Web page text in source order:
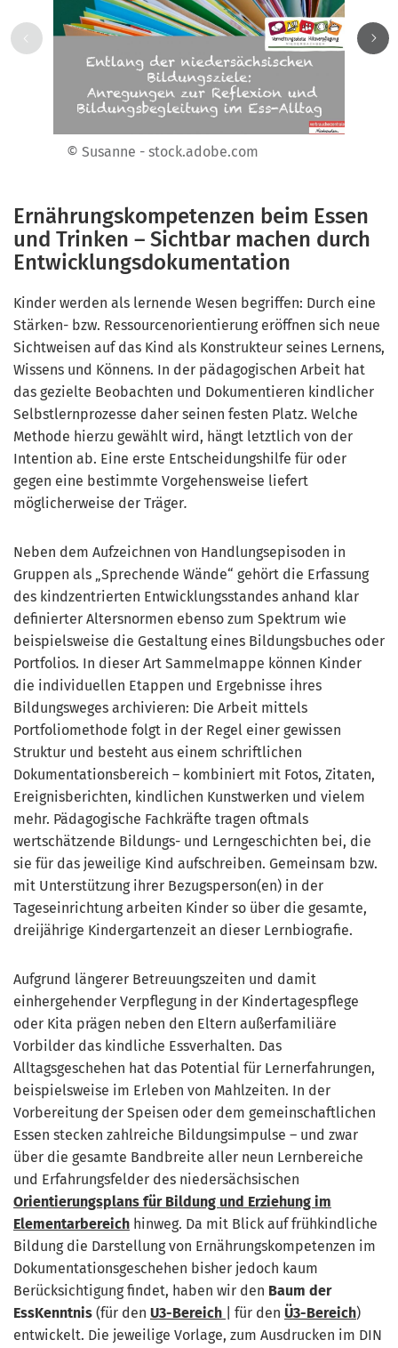
© Susanne - stock.adobe.com
Ernährungskompetenzen beim Essen
und Trinken – Sichtbar machen durch
Entwicklungsdokumentation
Kinder werden als lernende Wesen begriffen: Durch eine
Stärken- bzw. Ressourcenorientierung eröffnen sich neue
Sichtweisen auf das Kind als Konstrukteur seines Lernens,
Wissens und Könnens. In der pädagogischen Arbeit hat
das gezielte Beobachten und Dokumentieren kindlicher
Selbstlernprozesse daher seinen festen Platz. Welche
Methode hierzu gewählt wird, hängt letztlich von der
Intention ab. Eine erste Entscheidungshilfe für oder
gegen eine bestimmte Vorgehensweise liefert
möglicherweise der Träger.
Neben dem Aufzeichnen von Handlungsepisoden in
Gruppen als „Sprechende Wände“ gehört die Erfassung
des kindzentrierten Entwicklungsstandes anhand klar
definierter Altersnormen ebenso zum Spektrum wie
beispielsweise die Gestaltung eines Bildungsbuches oder
Portfolios. In dieser Art Sammelmappe können Kinder
die individuellen Etappen und Ergebnisse ihres
Bildungsweges archivieren: Die Arbeit mittels
Portfoliomethode folgt in der Regel einer gewissen
Struktur und besteht aus einem schriftlichen
Dokumentationsbereich – kombiniert mit Fotos, Zitaten,
Ereignisberichten, kindlichen Kunstwerken und vielem
mehr. Pädagogische Fachkräfte tragen oftmals
wertschätzende Bildungs- und Lerngeschichten bei, die
sie für das jeweilige Kind aufschreiben. Gemeinsam bzw.
mit Unterstützung ihrer Bezugsperson(en) in der
Tageseinrichtung arbeiten Kinder so über die gesamte,
dreijährige Kindergartenzeit an dieser Lernbiografie.
Aufgrund längerer Betreuungszeiten und damit
einhergehender Verpflegung in der Kindertagespflege
oder Kita prägen neben den Eltern außerfamiliäre
Vorbilder das kindliche Essverhalten. Das
Alltagsgeschehen hat das Potential für Lernerfahrungen,
beispielsweise im Erleben von Mahlzeiten. In der
Vorbereitung der Speisen oder dem gemeinschaftlichen
Essen stecken zahlreiche Bildungsimpulse – und zwar
über die gesamte Bandbreite aller neun Lernbereiche
und Erfahrungsfelder des niedersächsischen
Orientierungsplans für Bildung und Erziehung im
Elementarbereich hinweg. Da mit Blick auf frühkindliche
Bildung die Darstellung von Ernährungskompetenzen im
Dokumentationsgeschehen bisher jedoch kaum
Berücksichtigung findet, haben wir den Baum der
EssKenntnis (für den U3-Bereich | für den Ü3-Bereich)
entwickelt. Die jeweilige Vorlage, zum Ausdrucken im DIN